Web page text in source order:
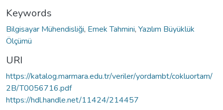
Keywords
Bilgisayar Mühendisliği, Emek Tahmini, Yazılım Büyüklük
Ölçümü
URI
https://katalog.marmara.edu.tr/veriler/yordambt/cokluortam/
2B/T0056716.pdf
https://hdl.handle.net/11424/214457